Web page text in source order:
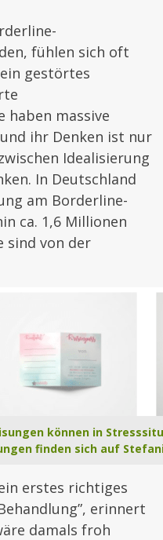
fühlen sich oft
gestörtes
haben massive
ihr Denken ist nur
Idealisierung
In Deutschland
am Borderline-
ca. 1,6 Millionen
sind von der
können in
finden sich auf
erstes richtiges
erinnert
damals froh